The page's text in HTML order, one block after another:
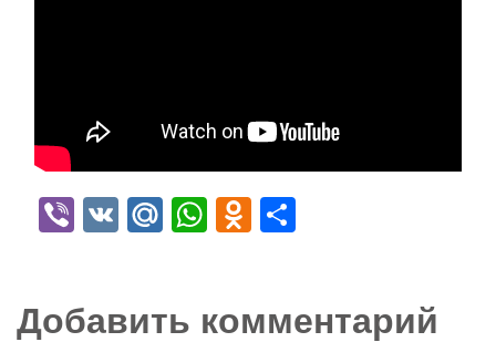
Viber
VK Mail.Ru
WhatsApp
Odnoklassniki
Добавить комментарий